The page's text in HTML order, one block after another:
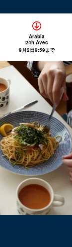
Arabia
24h Avec
9月2日9:59まで